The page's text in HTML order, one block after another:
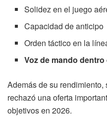
Solidez en el juego
Capacidad de anticipo
Orden táctico en la
Voz de mando
Además de su
rechazó una oferta
objetivos en 2026.